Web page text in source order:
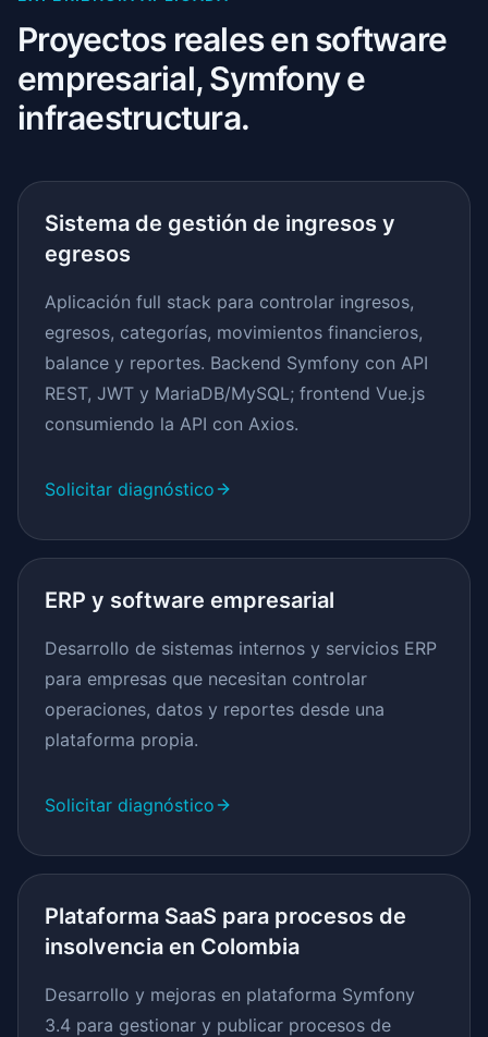
Proyectos reales en software
empresarial, Symfony e
infraestructura.
Sistema de gestión de ingresos y
egresos
Aplicación full stack para controlar ingresos,
egresos, categorías, movimientos financieros,
balance y reportes. Backend Symfony con API
REST, JWT y MariaDB/MySQL; frontend Vue.js
consumiendo la API con Axios.
Solicitar diagnóstico
ERP y software empresarial
Desarrollo de sistemas internos y servicios ERP
para empresas que necesitan controlar
operaciones, datos y reportes desde una
plataforma propia.
Solicitar diagnóstico
Plataforma SaaS para procesos de
insolvencia en Colombia
Desarrollo y mejoras en plataforma Symfony
3.4 para gestionar y publicar procesos de